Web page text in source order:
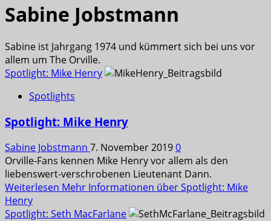
Sabine Jobstmann
Sabine ist Jahrgang 1974 und kümmert sich bei uns vor
allem um The Orville.
Spotlight: Mike Henry
Spotlights
Spotlight: Mike Henry
Sabine Jobstmann 7. November 20190
Orville-Fans kennen Mike Henry vor allem als den
liebenswert-verschrobenen Lieutenant Dann.
Weiterlesen Mehr Informationen über Spotlight: Mike
Henry
Spotlight: Seth MacFarlane